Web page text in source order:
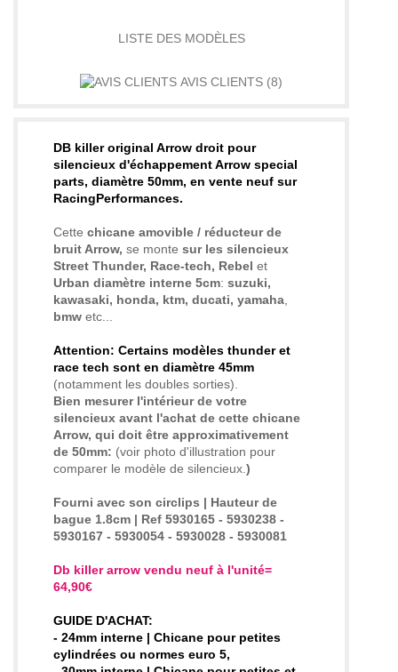
LISTE DES MODÈLES
AVIS CLIENTS (8)
DB killer original Arrow droit pour
silencieux d'échappement Arrow special
parts, diamètre 50mm, en vente neuf sur
RacingPerformances.
Cette chicane amovible / réducteur de
bruit Arrow, se monte sur les silencieux
Street Thunder, Race-tech, Rebel et
Urban diamètre interne 5cm: suzuki,
kawasaki, honda, ktm, ducati, yamaha,
bmw etc...
Attention: Certains modèles thunder et
race tech sont en diamètre 45mm
(notamment les doubles sorties).
Bien mesurer l'intérieur de votre
silencieux avant l'achat de cette chicane
Arrow, qui doit être approximativement
de 50mm: (voir photo d'illustration pour
comparer le modèle de silencieux.)
Fourni avec son circlips | Hauteur de
bague 1.8cm | Ref 5930165 - 5930238 -
5930167 - 5930054 - 5930028 - 5930081
Db killer arrow vendu neuf à l'unité=
64,90€
GUIDE D'ACHAT:
- 24mm interne | Chicane pour petites
cylindrées ou normes euro 5,